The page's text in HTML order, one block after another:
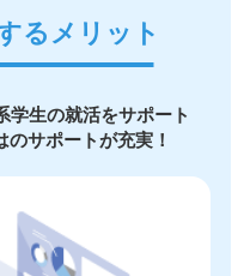
るメリット
学生の就活をサポート
サポートが充実！